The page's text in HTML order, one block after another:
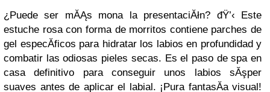
¿Puede ser mĂĄs mona la presentaciĂłn? đŸ’‹ Este
estuche rosa con forma de morritos contiene parches de
gel especĂ­ficos para hidratar los labios en profundidad y
combatir las odiosas pieles secas. Es el paso de spa en
casa definitivo para conseguir unos labios sĂşper
suaves antes de aplicar el labial. ¡Pura fantasĂ­a visual!